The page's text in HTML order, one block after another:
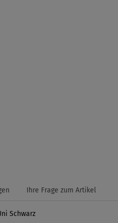
Ihre Frage zum Artikel
Schwarz